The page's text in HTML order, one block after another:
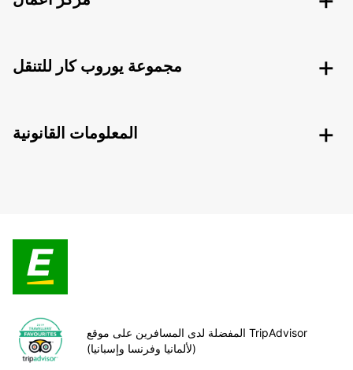
مجموعة يوروب كار للتنقل
المعلومات القانونية
المفضلة لدى المسافرين على موقع TripAdvisor
(لألمانيا وفرنسا وإسبانيا)